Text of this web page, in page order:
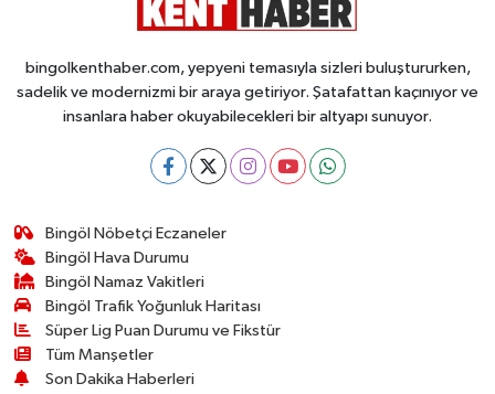
bingolkenthaber.com, yepyeni temasıyla sizleri buluştururken,
sadelik ve modernizmi bir araya getiriyor. Şatafattan kaçınıyor ve
insanlara haber okuyabilecekleri bir altyapı sunuyor.
Bingöl Nöbetçi Eczaneler
Bingöl Hava Durumu
Bingöl Namaz Vakitleri
Bingöl Trafik Yoğunluk Haritası
Süper Lig Puan Durumu ve Fikstür
Tüm Manşetler
Son Dakika Haberleri